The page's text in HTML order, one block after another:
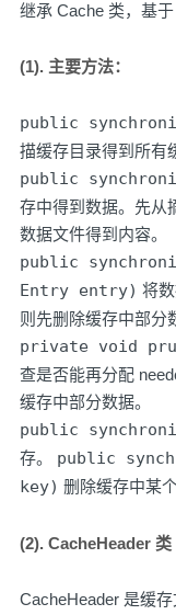
继承 Cache 类，基
(1). 主要方法：
public
描缓存目录得到所有
public
存中得到数据。先从
数据文件得到内容。
public
Entry entry) 将
则先删除缓存中部分
private void
查是否能再分配
缓存中部分数据。
public
存。 public
key) 删除缓存中某个
(2). CacheHeader 类
CacheHeader 是缓